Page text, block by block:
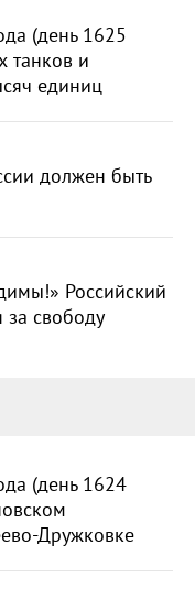
(день 1625
танков и
единиц
должен быть
Российский
за свободу
(день 1624
Дружковке